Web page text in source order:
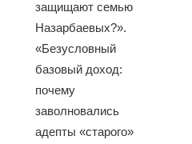
защищают семью
Назарбаевых?».
«Безусловный
базовый доход:
почему
заволновались
адепты «старого»